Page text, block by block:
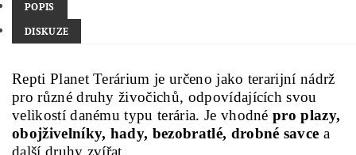
POPIS
DISKUZE
Repti Planet Terárium je určeno jako terarijní nádrž
pro různé druhy živočichů, odpovídajících svou
velikostí danému typu terária. Je vhodnépro plazy,
obojživelníky, hady, bezobratlé, drobné savce a
další druhy zvířat.